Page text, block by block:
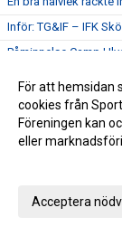
Inför: TG&IF – IFK
Påminnelse Camp
Ribba ut för TG&IF i
Inför: Vårgårda IK –
Inför: TG&IF – IFK
För att hemsidan
cookies från
Föreningen kan
eller
Acceptera